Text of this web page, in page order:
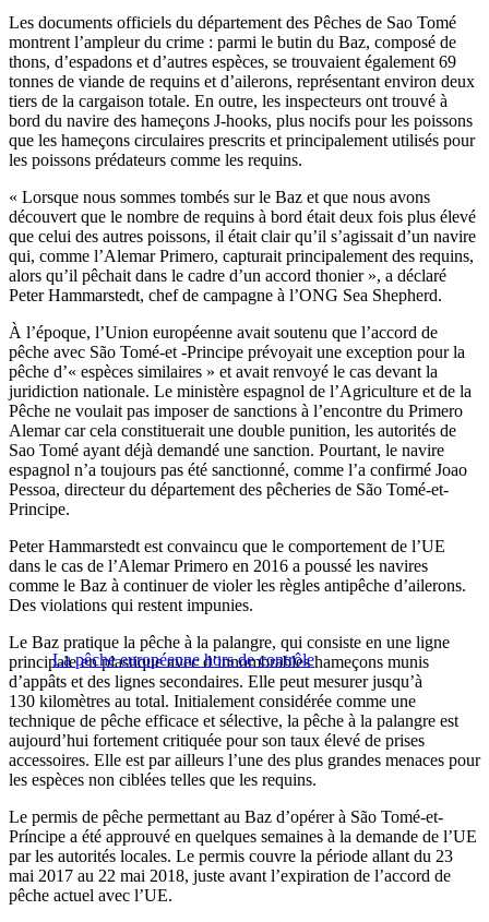
Les documents officiels du département des Pêches de Sao Tomé
montrent l’ampleur du crime : parmi le butin du Baz, composé de
thons, d’espadons et d’autres espèces, se trouvaient également 69
tonnes de viande de requins et d’ailerons, représentant environ deux
tiers de la cargaison totale. En outre, les inspecteurs ont trouvé à
bord du navire des hameçons J-hooks, plus nocifs pour les poissons
que les hameçons circulaires prescrits et principalement utilisés pour
les poissons prédateurs comme les requins.
« Lorsque nous sommes tombés sur le Baz et que nous avons
découvert que le nombre de requins à bord était deux fois plus élevé
que celui des autres poissons, il était clair qu’il s’agissait d’un navire
qui, comme l’Alemar Primero, capturait principalement des requins,
alors qu’il pêchait dans le cadre d’un accord thonier », a déclaré
Peter Hammarstedt, chef de campagne à l’ONG Sea Shepherd.
À l’époque, l’Union européenne avait soutenu que l’accord de
pêche avec São Tomé-et -Principe prévoyait une exception pour la
pêche d’« espèces similaires » et avait renvoyé le cas devant la
juridiction nationale. Le ministère espagnol de l’Agriculture et de la
Pêche ne voulait pas imposer de sanctions à l’encontre du Primero
Alemar car cela constituerait une double punition, les autorités de
Sao Tomé ayant déjà demandé une sanction. Pourtant, le navire
espagnol n’a toujours pas été sanctionné, comme l’a confirmé Joao
Pessoa, directeur du département des pêcheries de São Tomé-et-
Principe.
Peter Hammarstedt est convaincu que le comportement de l’UE
dans le cas de l’Alemar Primero en 2016 a poussé les navires
comme le Baz à continuer de violer les règles antipêche d’ailerons.
Des violations qui restent impunies.
La pêche européenne hors de contrôle
Le Baz pratique la pêche à la palangre, qui consiste en une ligne
principale en plastique avec d’innombrables hameçons munis
d’appâts et des lignes secondaires. Elle peut mesurer jusqu’à
130 kilomètres au total. Initialement considérée comme une
technique de pêche efficace et sélective, la pêche à la palangre est
aujourd’hui fortement critiquée pour son taux élevé de prises
accessoires. Elle est par ailleurs l’une des plus grandes menaces pour
les espèces non ciblées telles que les requins.
Le permis de pêche permettant au Baz d’opérer à São Tomé-et-
Príncipe a été approuvé en quelques semaines à la demande de l’UE
par les autorités locales. Le permis couvre la période allant du 23
mai 2017 au 22 mai 2018, juste avant l’expiration de l’accord de
pêche actuel avec l’UE.